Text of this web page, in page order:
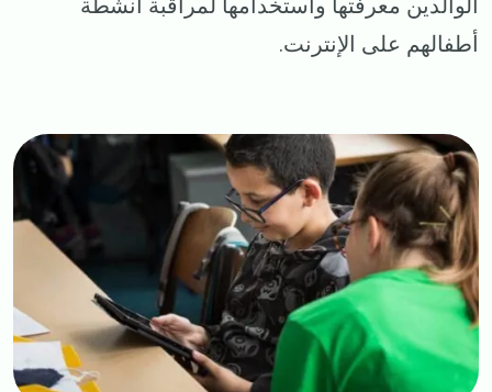
أطفالهم على الإنترنت.
Image